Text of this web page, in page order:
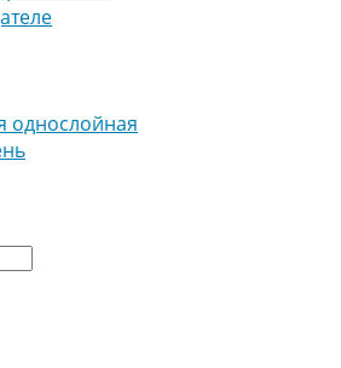
однослойная